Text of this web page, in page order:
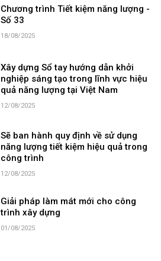
Chương trình Tiết kiệm năng lượng -
Số 33
18/08/2025
Xây dựng Sổ tay hướng dẫn khởi
nghiệp sáng tạo trong lĩnh vực hiệu
quả năng lượng tại Việt Nam
12/08/2025
Sẽ ban hành quy định về sử dụng
năng lượng tiết kiệm hiệu quả trong
công trình
12/08/2025
Giải pháp làm mát mới cho công
trình xây dựng
01/08/2025